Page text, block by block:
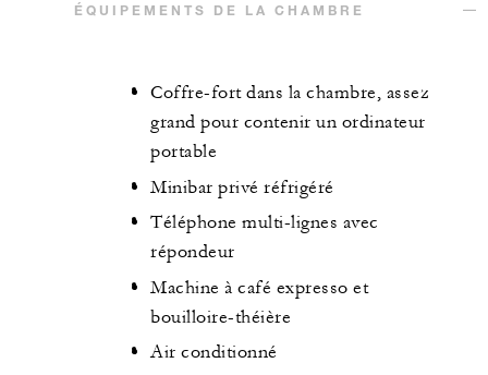
ÉQUIPEMENTS DE LA CHAMBRE
Coffre-fort dans la chambre, assez
grand pour contenir un ordinateur
portable
Minibar privé réfrigéré
Téléphone multi-lignes avec
répondeur
Machine à café expresso et
bouilloire-théière
Air conditionné